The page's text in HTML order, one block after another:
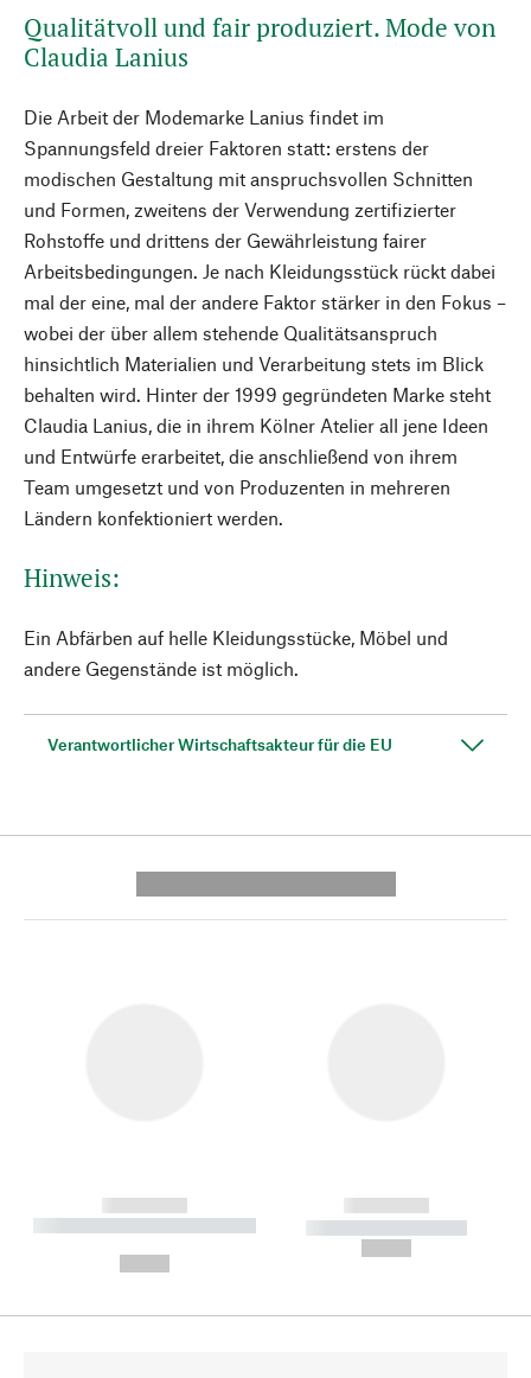
Qualitätvoll und fair produziert. Mode von
Claudia Lanius
Die Arbeit der Modemarke Lanius findet im
Spannungsfeld dreier Faktoren statt: erstens der
modischen Gestaltung mit anspruchsvollen Schnitten
und Formen, zweitens der Verwendung zertifizierter
Rohstoffe und drittens der Gewährleistung fairer
Arbeitsbedingungen. Je nach Kleidungsstück rückt dabei
mal der eine, mal der andere Faktor stärker in den Fokus –
wobei der über allem stehende Qualitätsanspruch
hinsichtlich Materialien und Verarbeitung stets im Blick
behalten wird. Hinter der 1999 gegründeten Marke steht
Claudia Lanius, die in ihrem Kölner Atelier all jene Ideen
und Entwürfe erarbeitet, die anschließend von ihrem
Team umgesetzt und von Produzenten in mehreren
Ländern konfektioniert werden.
Hinweis:
Ein Abfärben auf helle Kleidungsstücke, Möbel und
andere Gegenstände ist möglich.
Verantwortlicher Wirtschaftsakteur für die EU
------------
----------- ----------- --------
------------
----------- -----------